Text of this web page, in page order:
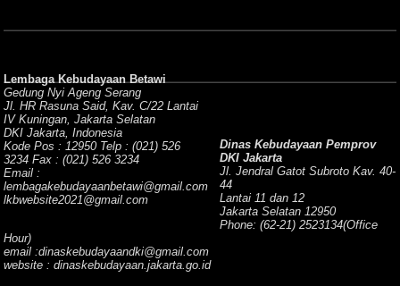
Lembaga Kebudayaan Betawi
Gedung Nyi Ageng Serang
Jl. HR Rasuna Said, Kav. C/22 Lantai
IV Kuningan, Jakarta Selatan
DKI Jakarta, Indonesia
Kode Pos : 12950 Telp : (021) 526
3234 Fax : (021) 526 3234
Email :
lembagakebudayaanbetawi@gmail.com
lkbwebsite2021@gmail.com
Dinas Kebudayaan Pemprov
DKI Jakarta
Jl. Jendral Gatot Subroto Kav. 40-
44
Lantai 11 dan 12
Jakarta Selatan 12950
Phone: (62-21) 2523134(Office
Hour)
email :dinaskebudayaandki@gmail.com
website : dinaskebudayaan.jakarta.go.id